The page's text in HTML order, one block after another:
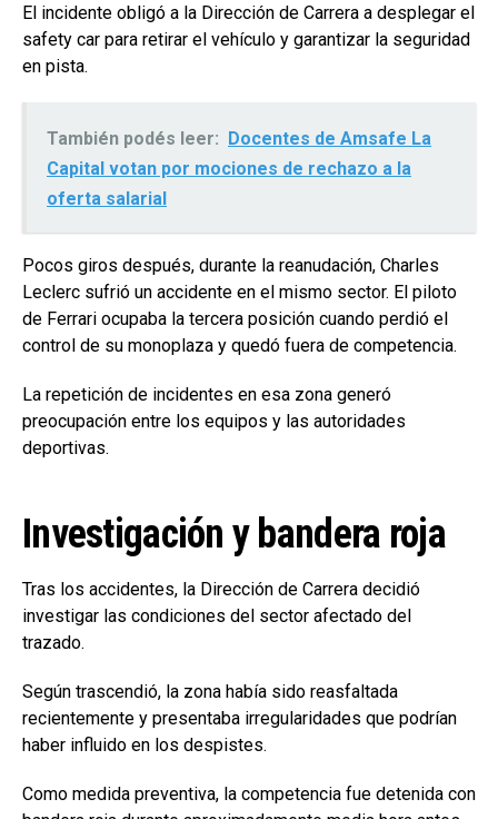
El incidente obligó a la Dirección de Carrera a desplegar el
safety car para retirar el vehículo y garantizar la seguridad
en pista.
También podés leer: Docentes de Amsafe La
Capital votan por mociones de rechazo a la
oferta salarial
Pocos giros después, durante la reanudación, Charles
Leclerc sufrió un accidente en el mismo sector. El piloto
de Ferrari ocupaba la tercera posición cuando perdió el
control de su monoplaza y quedó fuera de competencia.
La repetición de incidentes en esa zona generó
preocupación entre los equipos y las autoridades
deportivas.
Investigación y bandera roja
Tras los accidentes, la Dirección de Carrera decidió
investigar las condiciones del sector afectado del
trazado.
Según trascendió, la zona había sido reasfaltada
recientemente y presentaba irregularidades que podrían
haber influido en los despistes.
Como medida preventiva, la competencia fue detenida con